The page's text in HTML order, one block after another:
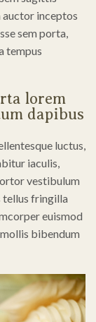
auctor inceptos
sem porta,
tempus
lorem
dapibus
luctus,
iaculis,
vestibulum
tellus fringilla
euismod
bibendum